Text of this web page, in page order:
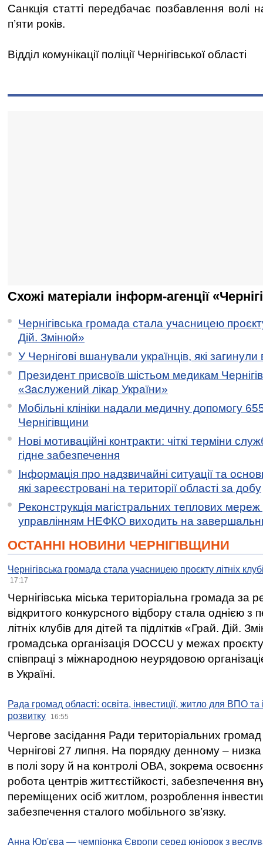
Санкція статті передбачає позбавлення волі
п’яти років.
Відділ комунікації поліції Чернігівської області
Схожі матеріали інформ-агенції
Чернігівська громада стала учасницею
Дій. Змінюй»
У Чернігові вшанували українців, які загинули
Президент присвоїв шістьом медикам
«Заслужений лікар України»
Мобільні клініки надали медичну допомогу
Чернігівщини
Нові мотиваційні контракти: чіткі терміни
гідне забезпечення
Інформація про надзвичайні ситуації та
які зареєстровані на території області за добу
Реконструкція магістральних теплових мереж
управлінням НЕФКО виходить на
ОСТАННІ НОВИНИ ЧЕРНІГІВЩИНИ
Чернігівська громада стала учасницею проєкту літніх
17:17
Чернігівська міська територіальна громада за
відкритого конкурсного відбору стала однією
літніх клубів для дітей та підлітків «Грай. Дій.
громадська організація DOCCU у межах
співпраці з міжнародною неурядовою
в Україні.
Рада громад області: освіта, інвестиції, житло для ВПО
розвитку
16:55
Чергове засідання Ради територіальних громад
Чернігові 27 липня. На порядку денному –
в полі зору й на контролі ОВА, зокрема освоєння
робота центрів життєстійкості, забезпечення
переміщених осіб житлом, розроблення
забезпечення сталого мобільного зв’язку.
Анна Юр'єва — чемпіонка Європи серед юніорок з